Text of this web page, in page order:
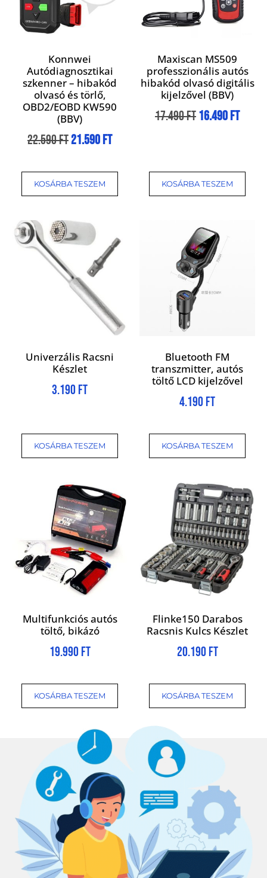
Konnwei
Autódiagnosztikai
szkenner – hibakód
olvasó és törlő,
OBD2/EOBD KW590
(BBV)
22.590Ft21.590Ft
KOSÁRBA TESZEM
Maxiscan MS509
professzionális autós
hibakód olvasó digitális
kijelzővel (BBV)
17.490Ft16.490Ft
KOSÁRBA TESZEM
Univerzális Racsni
Készlet
3.190 Ft
KOSÁRBA TESZEM
Bluetooth FM
transzmitter, autós
töltő LCD kijelzővel
4.190 Ft
KOSÁRBA TESZEM
Multifunkciós autós
töltő, bikázó
19.990 Ft
KOSÁRBA TESZEM
Flinke150 Darabos
Racsnis Kulcs Készlet
20.190 Ft
KOSÁRBA TESZEM